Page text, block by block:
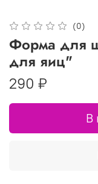
(0)
Форма для
для яиц"
290 ₽
В